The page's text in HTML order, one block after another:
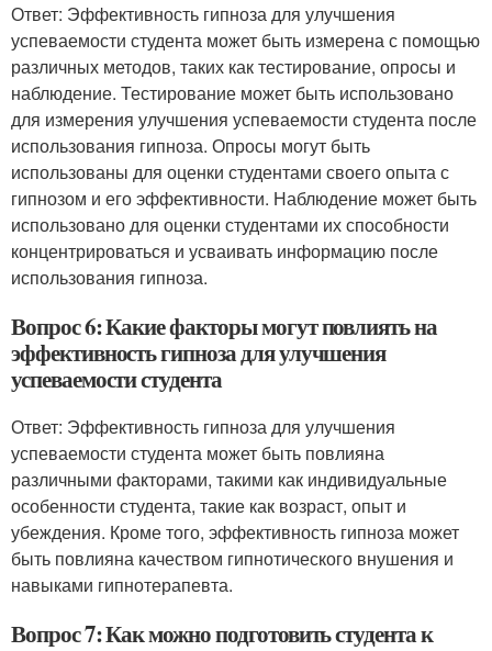
Ответ: Эффективность гипноза для улучшения
успеваемости студента может быть измерена с помощью
различных методов, таких как тестирование, опросы и
наблюдение. Тестирование может быть использовано
для измерения улучшения успеваемости студента после
использования гипноза. Опросы могут быть
использованы для оценки студентами своего опыта с
гипнозом и его эффективности. Наблюдение может быть
использовано для оценки студентами их способности
концентрироваться и усваивать информацию после
использования гипноза.
Вопрос 6: Какие факторы могут повлиять на
эффективность гипноза для улучшения
успеваемости студента
Ответ: Эффективность гипноза для улучшения
успеваемости студента может быть повлияна
различными факторами, такими как индивидуальные
особенности студента, такие как возраст, опыт и
убеждения. Кроме того, эффективность гипноза может
быть повлияна качеством гипнотического внушения и
навыками гипнотерапевта.
Вопрос 7: Как можно подготовить студента к